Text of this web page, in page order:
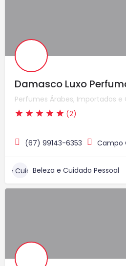
Damasco Luxo
Perfumes Árabes, Importados
(2)
(67) 99143-6353 Campo
Beleza e Cuidado Pessoal